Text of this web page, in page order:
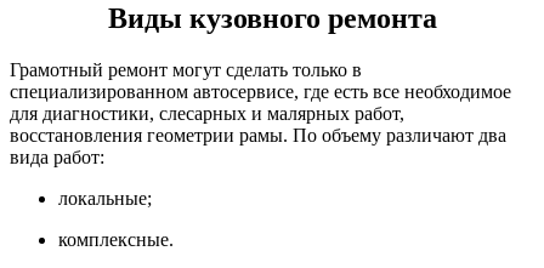
Виды кузовного ремонта
Грамотный ремонт могут сделать только в
специализированном автосервисе, где есть все необходимое
для диагностики, слесарных и малярных работ,
восстановления геометрии рамы. По объему различают два
вида работ:
локальные;
комплексные.